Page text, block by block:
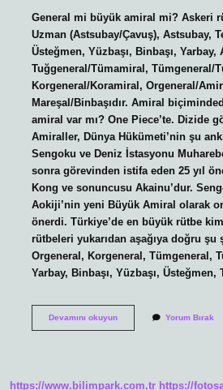
General mi büyük amiral mi? Askeri
Uzman (Astsubay/Çavuş), Astsubay,
Üsteğmen, Yüzbaşı, Binbaşı, Yarbay,
Tuğgeneral/Tümamiral, Tümgeneral/
Korgeneral/Koramiral, Orgeneral/
Mareşal/Binbaşıdır. Amiral
amiral var mı? One Piece’te. Dizide
Amiraller, Dünya Hükümeti’nin şu
Sengoku ve Deniz İstasyonu
sonra görevinden istifa eden 25 yıl
Kong ve sonuncusu Akainu’dur.
Aokiji’nin yeni Büyük Amiral olarak
önerdi. Türkiye’de en büyük rütbe
rütbeleri yukarıdan aşağıya doğru şu
Orgeneral, Korgeneral, Tümgeneral,
Yarbay, Binbaşı, Yüzbaşı,
Devamını okuyunTürkiyede
Yorum Bırak
https://www.bilimpark.com.tr https://